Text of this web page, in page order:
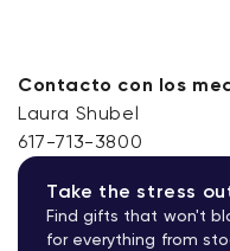
Contacto con los
Laura Shubel
617-713-3800
Take the stress
Find gifts that won't
for everything from